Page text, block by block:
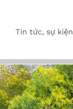
Tin tức, sự kiện